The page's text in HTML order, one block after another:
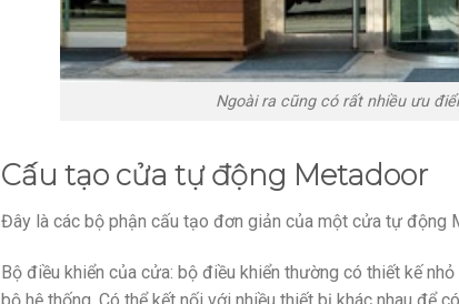
Ngoài ra cũng có rất nhiều ưu
Cấu tạo cửa tự động Metadoor
Đây là các bộ phận cấu tạo đơn giản của một cửa tự động
Bộ điều khiển của cửa: bộ điều khiển thường có thiết kế
bộ hệ thống. Có thể kết nối với nhiều thiết bị khác nhau